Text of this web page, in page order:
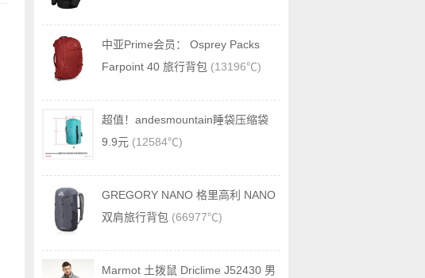
中亚Prime会员： Osprey Packs
Farpoint 40 旅行背包 (13196℃)
超值！andesmountain睡袋压缩袋
9.9元 (12584℃)
GREGORY NANO 格里高利 NANO
双肩旅行背包 (66977℃)
Marmot 土拨鼠 Driclime J52430 男